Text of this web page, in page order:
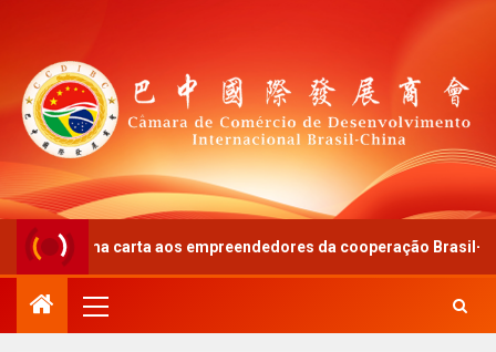
carta aos empreendedores da cooperação Brasil-China